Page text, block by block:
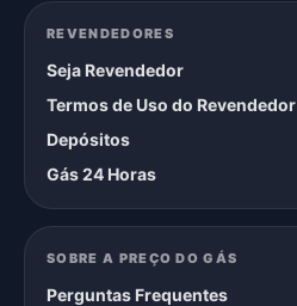
REVENDEDORES
Seja Revendedor
Termos de Uso do Revendedor
Depósitos
Gás 24 Horas
SOBRE A PREÇO DO GÁS
Perguntas Frequentes